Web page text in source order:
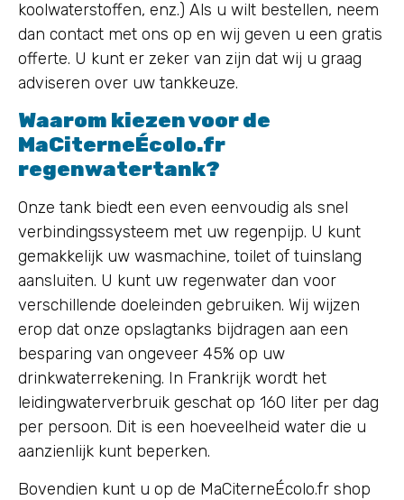
koolwaterstoffen, enz.) Als u wilt bestellen, neem
dan contact met ons op en wij geven u een gratis
offerte. U kunt er zeker van zijn dat wij u graag
adviseren over uw tankkeuze.
Waarom kiezen voor de
MaCiterneÉcolo.fr
regenwatertank?
Onze tank biedt een even eenvoudig als snel
verbindingssysteem met uw regenpijp. U kunt
gemakkelijk uw wasmachine, toilet of tuinslang
aansluiten. U kunt uw regenwater dan voor
verschillende doeleinden gebruiken. Wij wijzen
erop dat onze opslagtanks bijdragen aan een
besparing van ongeveer 45% op uw
drinkwaterrekening. In Frankrijk wordt het
leidingwaterverbruik geschat op 160 liter per dag
per persoon. Dit is een hoeveelheid water die u
aanzienlijk kunt beperken.
Bovendien kunt u op de MaCiterneÉcolo.fr shop